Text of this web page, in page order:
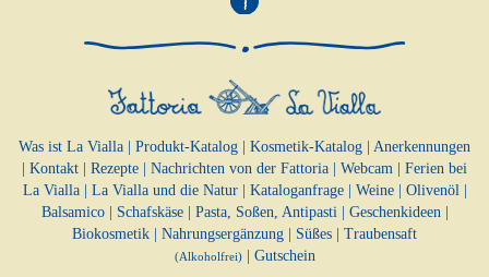
Was ist La Vialla Produkt-Katalog Kosmetik-Katalog
Anerkennungen
Kontakt Rezepte Nachrichten von der Fattoria Webcam
Ferien bei
La Vialla| La Vialla und die Natur| Kataloganfrage| Weine| Olivenöl|
Balsamico| Schafskäse| Pasta, Soßen, Antipasti| Geschenkideen|
Biokosmetik
Nahrungsergänzung Süßes Traubensaft
(Alkoholfrei)| Gutschein